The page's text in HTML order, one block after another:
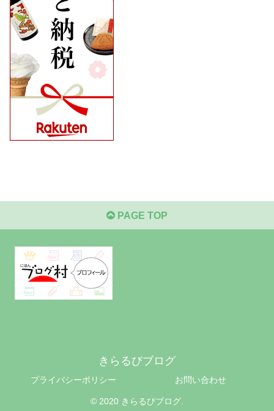
PAGE TOP
きらるびブログ
プライバシーポリシー お問い合わせ
© 2020 きらるびブログ.